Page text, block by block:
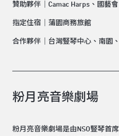
贊助夥伴｜Camac Harps、國藝會
指定住宿｜蒲園商務旅館
合作夥伴｜台灣豎琴中心、南園
粉月亮音樂劇場
粉月亮音樂劇場是由NSO豎琴首